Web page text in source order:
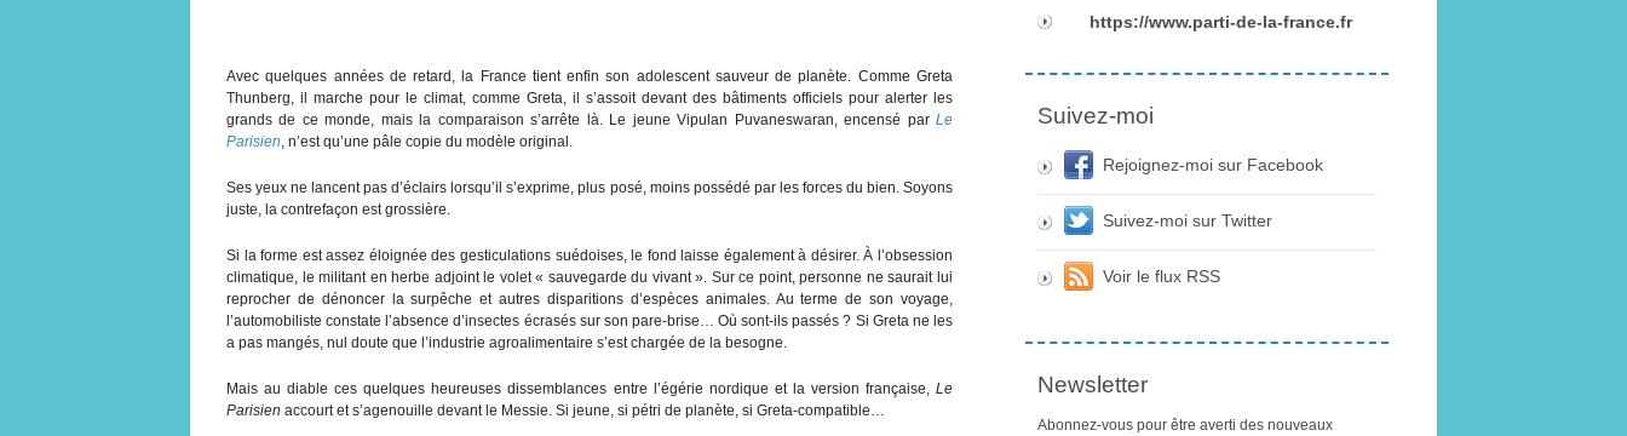
Avec quelques années de retard, la France tient enfin son adolescent sauveur de planète. Comme Greta
Thunberg, il marche pour le climat, comme Greta, il s’assoit devant des bâtiments officiels pour alerter les
grands de ce monde, mais la comparaison s’arrête là. Le jeune Vipulan Puvaneswaran, encensé par Le
Parisien, n’est qu’une pâle copie du modèle original.
Ses yeux ne lancent pas d’éclairs lorsqu’il s’exprime, plus posé, moins possédé par les forces du bien. Soyons
juste, la contrefaçon est grossière.
Si la forme est assez éloignée des gesticulations suédoises, le fond laisse également à désirer. À l’obsession
climatique, le militant en herbe adjoint le volet « sauvegarde du vivant ». Sur ce point, personne ne saurait lui
reprocher de dénoncer la surpêche et autres disparitions d’espèces animales. Au terme de son voyage,
l’automobiliste constate l’absence d’insectes écrasés sur son pare-brise… Où sont-ils passés ? Si Greta ne les
a pas mangés, nul doute que l’industrie agroalimentaire s’est chargée de la besogne.
Mais au diable ces quelques heureuses dissemblances entre l’égérie nordique et la version française, Le
Parisien accourt et s’agenouille devant le Messie. Si jeune, si pétri de planète, si Greta-compatible…
https://www.parti-de-la-france.fr
Suivez-moi
Rejoignez-moi sur Facebook
Suivez-moi sur Twitter
Voir le flux RSS
Newsletter
Abonnez-vous pour être averti des nouveaux